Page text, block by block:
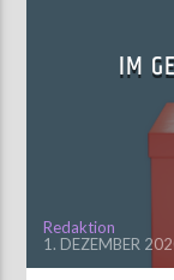
IM
Redaktion
1. DEZEMBER